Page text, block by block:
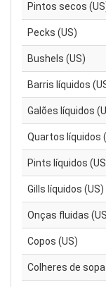
Pintos secos
Pecks (US)
Bushels (US)
Barris líquidos
Galões líquidos
Quartos líquidos
Pints líquidos
Gills líquidos (US)
Onças fluidas
Copos (US)
Colheres de sopa